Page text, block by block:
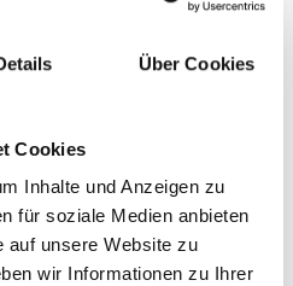
Über Cookies
Cookies
Inhalte und Anzeigen zu
für soziale Medien anbieten
auf unsere Website zu
wir Informationen zu Ihrer